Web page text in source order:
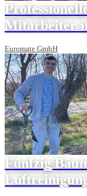
Mitarbeiter
Euromate GmbH
Fünfzig